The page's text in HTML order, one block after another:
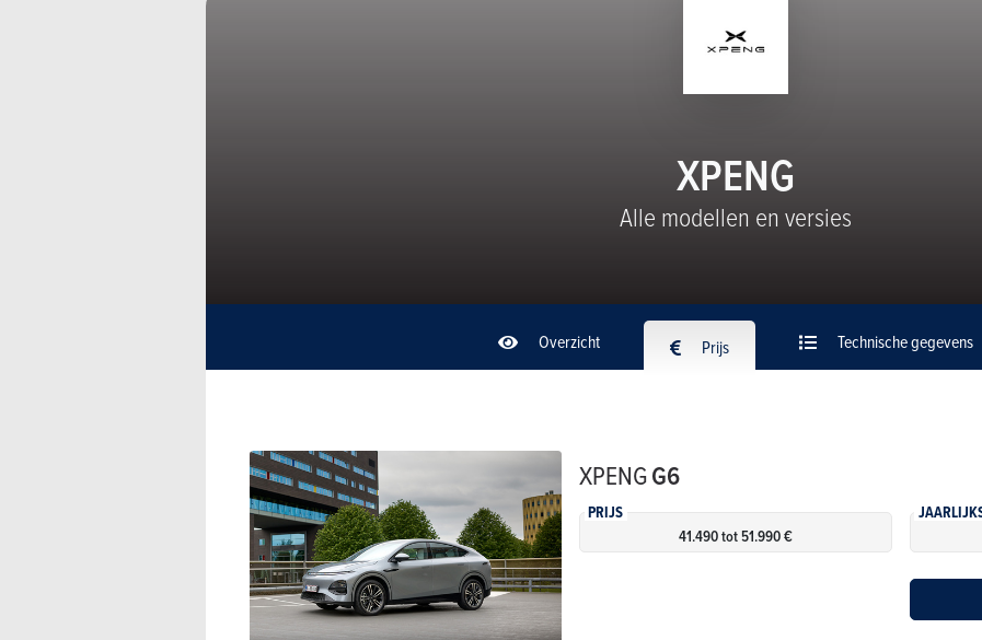
XPENG
Alle modellen en versies
Overzicht Prijs Technische gegevens
XPENGG6
PRIJS
41.490 tot 51.990 €